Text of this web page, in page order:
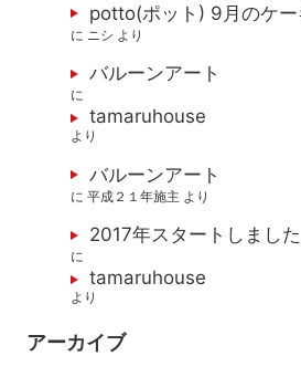
potto(ポット) 9月のケー
に ニシ より
バルーンアート
に
tamaruhouse
より
バルーンアート
に平成２１年施主 より
2017年スタートしました
に
tamaruhouse
より
アーカイブ